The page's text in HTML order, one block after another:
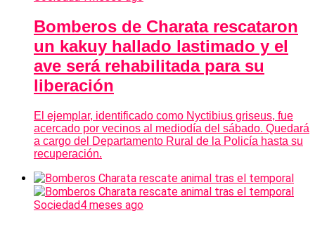
Bomberos de Charata rescataron
un kakuy hallado lastimado y el
ave será rehabilitada para su
liberación
El ejemplar, identificado como Nyctibius griseus, fue
acercado por vecinos al mediodía del sábado. Quedará
a cargo del Departamento Rural de la Policía hasta su
recuperación.
Sociedad4 meses ago